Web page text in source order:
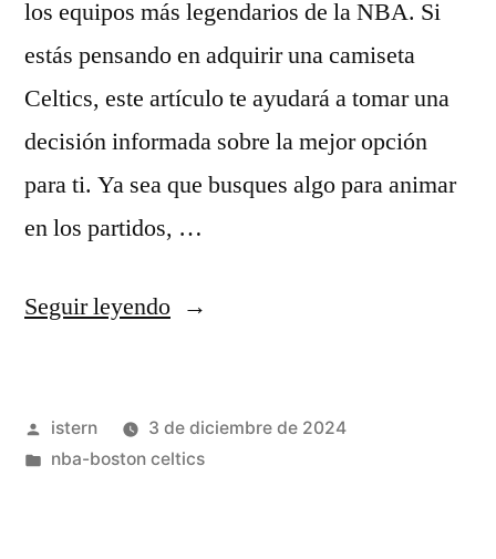
los equipos más legendarios de la NBA. Si
estás pensando en adquirir una camiseta
Celtics, este artículo te ayudará a tomar una
decisión informada sobre la mejor opción
para ti. Ya sea que busques algo para animar
en los partidos, …
Seguir leyendo«Camiseta
Publicado
por
istern
3 de diciembre de 2024
Publicado
nba-boston celtics